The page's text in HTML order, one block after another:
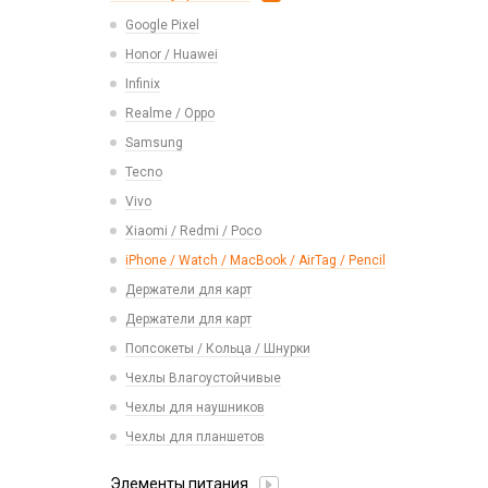
Расходные материалы
Ремешки Samsung 46mm/Huawei
46mm/Amazfit GTR (22mm)
Смарт часы
Умные детские часы
Шармы для ремешков Watch Series
Samsung
Tecno
Vivo
Xiaomi/ Redmi/ Poco
Монтажные комплекты и салфетки
На камеру/на динамик
Экшн камеры
USB 2.0
USB 3.0 / 3.1 /3.2
Карты памяти
Google Pixel
Honor / Huawei
Infinix
Realme / Oppo
Samsung
Tecno
Vivo
Xiaomi / Redmi / Poco
iPhone / Watch / MacBook / AirTag / Pencil
Держатели для карт
Держатели для карт
Попсокеты / Кольца / Шнурки
Чехлы Влагоустойчивые
Чехлы для наушников
Чехлы для планшетов
Элементы питания